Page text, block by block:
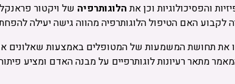
והפסיכולוגיות וכן אתהלוגותרפיה של ויקטור
האם הטיפול הלוגותרפיה מהווה גישה יעילה
תחושת המשמעות של המטופלים באמצעות שאלונים
מתאר רעיונות לוגותרפיים על מבנה האדם ומציע